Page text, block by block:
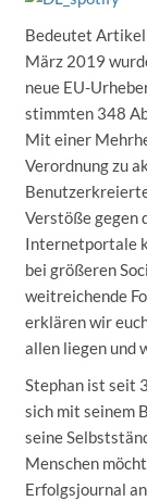
Bedeutet Artikel
März 2019
neue EU-
stimmten 348
Mit einer
Verordnung zu
Verstöße gegen
Internetportale
bei größeren
weitreichende
erklären wir
allen liegen und
Stephan ist seit
sich mit seinem
seine
Menschen
Erfolgsjournal